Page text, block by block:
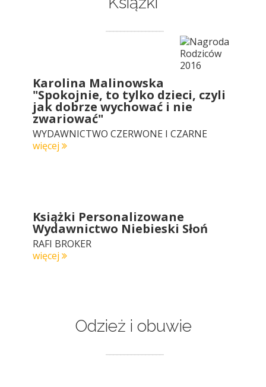
Karolina Malinowska
"Spokojnie, to tylko dzieci, czyli
jak dobrze wychować i nie
zwariować"
WYDAWNICTWO CZERWONE I CZARNE
więcej
Książki Personalizowane
Wydawnictwo Niebieski Słoń
RAFI BROKER
więcej
Odzież i obuwie